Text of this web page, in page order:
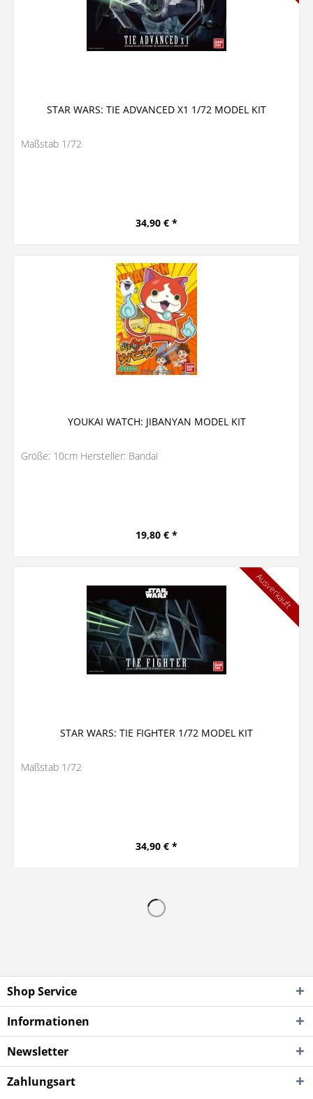
STAR WARS: TIE ADVANCED X1 1/72 MODEL KIT
Maßstab 1/72
34,90 € *
YOUKAI WATCH: JIBANYAN MODEL KIT
Größe: 10cm Hersteller: Bandai
19,80 € *
STAR WARS: TIE FIGHTER 1/72 MODEL KIT
Maßstab 1/72
Ausverkauft
34,90 € *
Shop Service
Informationen
Newsletter
Zahlungsart